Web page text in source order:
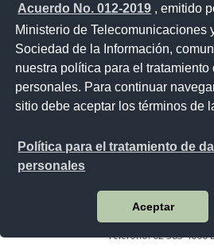
Acuerdo No. 012-2019 , emitido
Ministerio de Telecomunicaciones
Sociedad de la Información,
nuestra política para el tratamiento
personales. Para continuar
sitio debe aceptar los términos de
Política para el tratamiento de
personales
Aceptar
Contacto
Portal Trámites
Sistema Nacional de
Av. Lira Ňan entre Amaru Ňan
Plataforma Gubernamental de Desarrollo
| Quito - Ecuador
Teléfono: 02 383 4006